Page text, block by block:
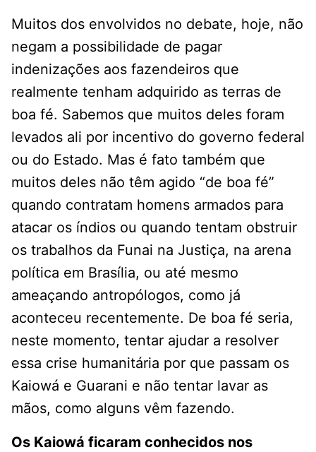
Muitos dos envolvidos no debate, hoje, não
negam a possibilidade de pagar
indenizações aos fazendeiros que
realmente tenham adquirido as terras de
boa fé. Sabemos que muitos deles foram
levados ali por incentivo do governo federal
ou do Estado. Mas é fato também que
muitos deles não têm agido “de boa fé”
quando contratam homens armados para
atacar os índios ou quando tentam obstruir
os trabalhos da Funai na Justiça, na arena
política em Brasília, ou até mesmo
ameaçando antropólogos, como já
aconteceu recentemente. De boa fé seria,
neste momento, tentar ajudar a resolver
essa crise humanitária por que passam os
Kaiowá e Guarani e não tentar lavar as
mãos, como alguns vêm fazendo.
Os Kaiowá ficaram conhecidos nos